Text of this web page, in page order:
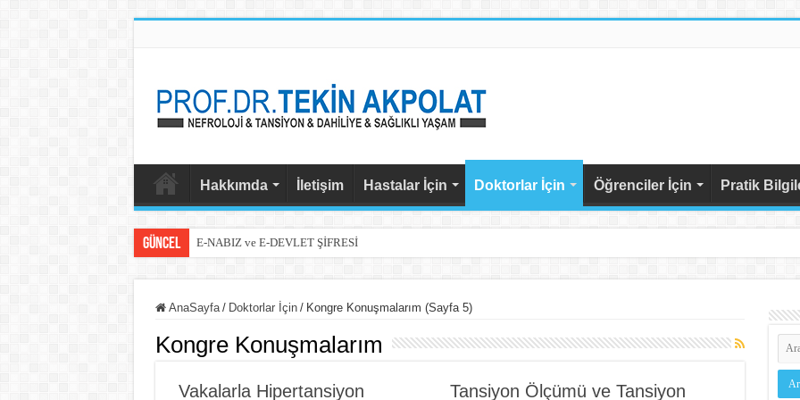
Hakkımda İletişim Hastalar İçin Doktorlar İçin Öğrenciler İçin Pratik
Güncel E-NABIZ ve E-DEVLET ŞİFRESİ
KAYA TUZU VE TANSİYON
GÜNDE 8 BARDAK SU
BÖBREK HASTALIĞI NEDEN ARTIYOR
AnaSayfa / Doktorlar İçin / Kongre Konuşmalarım (Sayfa 5)
Kongre Konuşmalarım
Vakalarla Hipertansiyon
Tansiyon Ölçümü ve Tansiyon